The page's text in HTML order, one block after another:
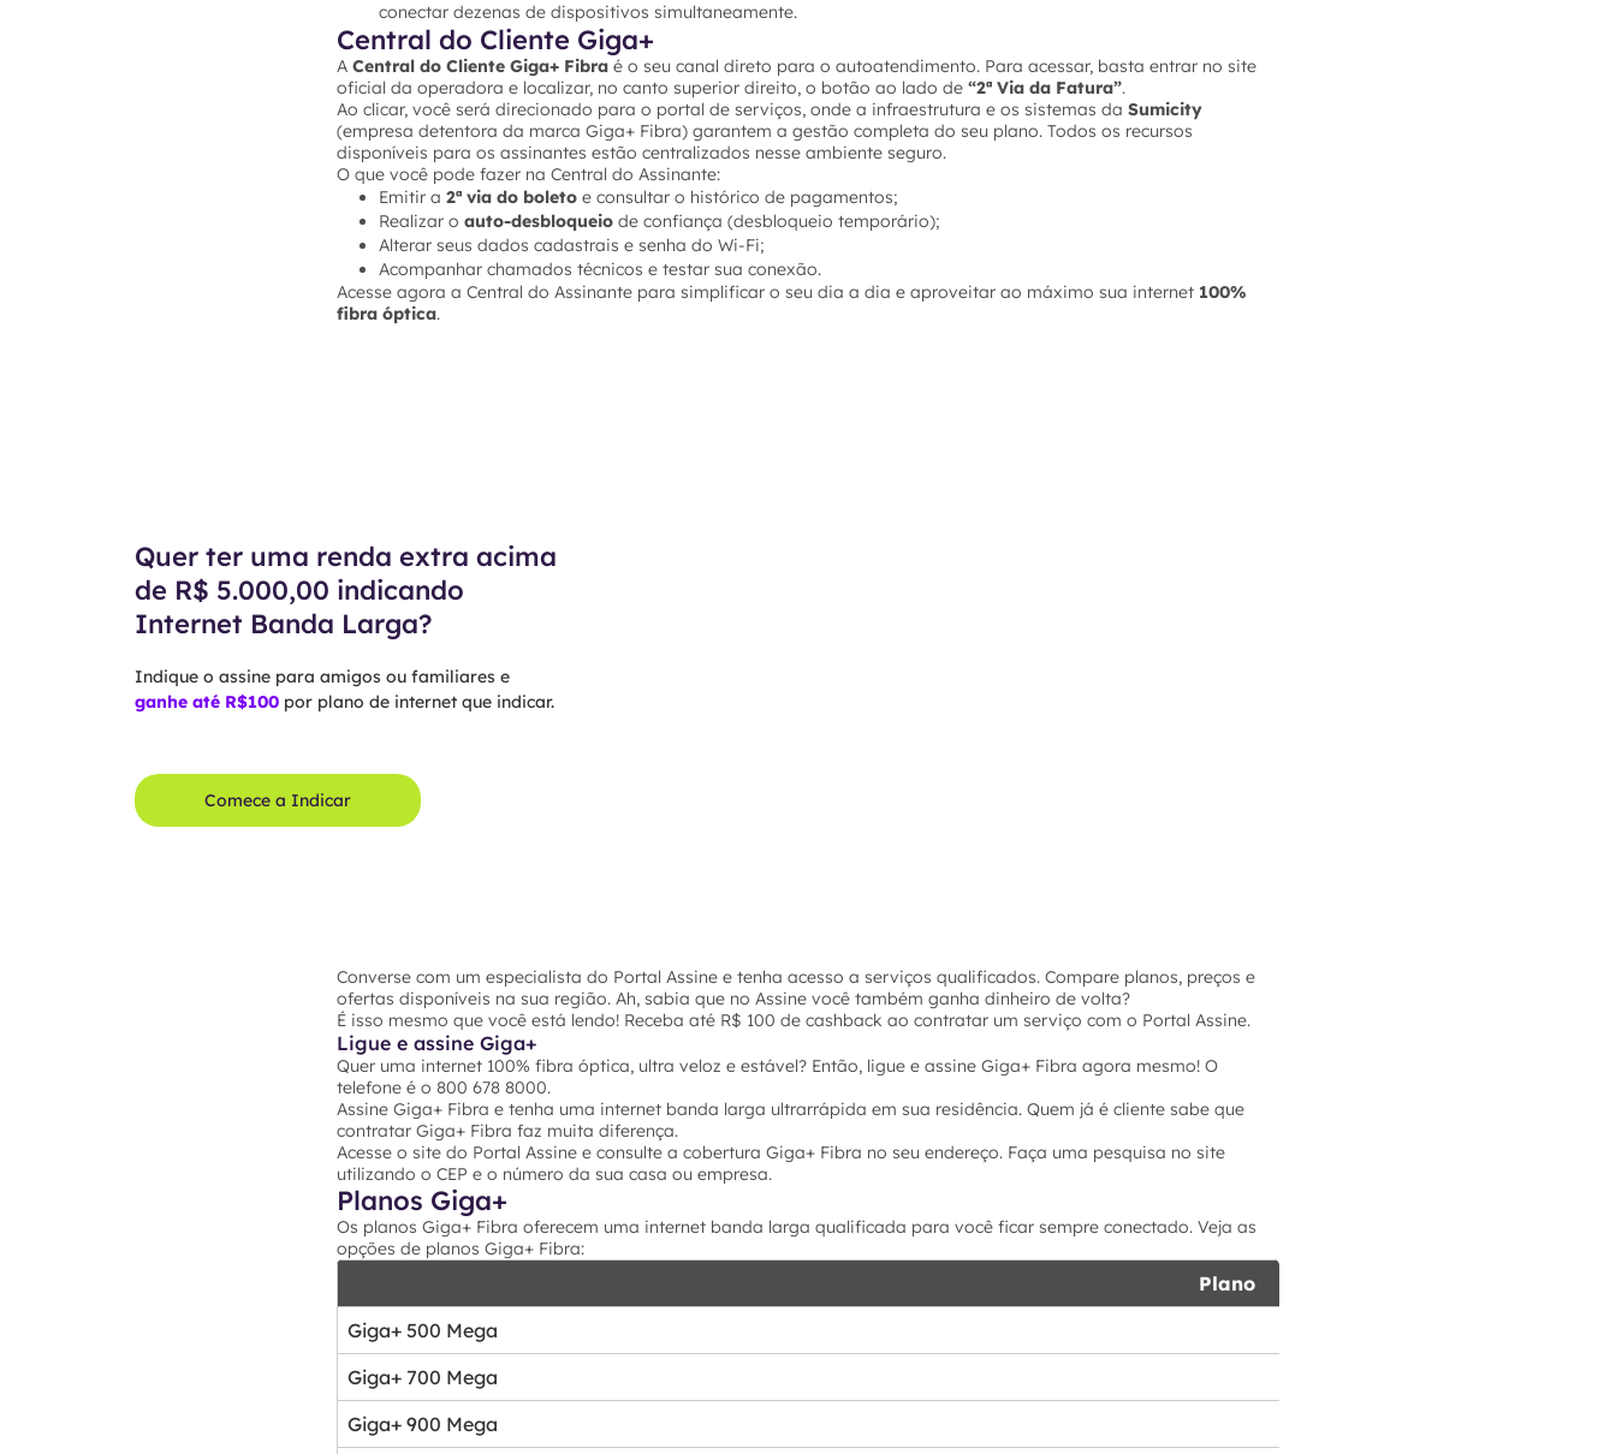
conectar dezenas de dispositivos simultaneamente.
Central do Cliente Giga+
A Central do Cliente Giga+ Fibra é o seu canal direto para o autoatendimento. Para acessar, basta entrar no site
oficial da operadora e localizar, no canto superior direito, o botão ao lado de “2ª Via da Fatura”.
Ao clicar, você será direcionado para o portal de serviços, onde a infraestrutura e os sistemas da Sumicity
(empresa detentora da marca Giga+ Fibra) garantem a gestão completa do seu plano. Todos os recursos
disponíveis para os assinantes estão centralizados nesse ambiente seguro.
O que você pode fazer na Central do Assinante:
Emitir a 2ª via do boleto e consultar o histórico de pagamentos;
Realizar o auto-desbloqueio de confiança (desbloqueio temporário);
Alterar seus dados cadastrais e senha do Wi-Fi;
Acompanhar chamados técnicos e testar sua conexão.
Acesse agora a Central do Assinante para simplificar o seu dia a dia e aproveitar ao máximo sua internet 100%
fibra óptica.
Quer ter uma renda extra acima
de R$ 5.000,00 indicando
Internet Banda Larga?
Indique o assine para amigos ou familiares e
ganhe até R$100por plano de internet que indicar.
Comece a Indicar
Converse com um especialista do Portal Assine e tenha acesso a serviços qualificados. Compare planos, preços e
ofertas disponíveis na sua região. Ah, sabia que no Assine você também ganha dinheiro de volta?
É isso mesmo que você está lendo! Receba até R$ 100 de cashback ao contratar um serviço com o Portal Assine.
Ligue e assine Giga+
Quer uma internet 100% fibra óptica, ultra veloz e estável? Então, ligue e assine Giga+ Fibra agora mesmo! O
telefone é o 800 678 8000.
Assine Giga+ Fibra e tenha uma internet banda larga ultrarrápida em sua residência. Quem já é cliente sabe que
contratar Giga+ Fibra faz muita diferença.
Acesse o site do Portal Assine e consulte a cobertura Giga+ Fibra no seu endereço. Faça uma pesquisa no site
utilizando o CEP e o número da sua casa ou empresa.
Planos Giga+
Os planos Giga+ Fibra oferecem uma internet banda larga qualificada para você ficar sempre conectado. Veja as
opções de planos Giga+ Fibra:
Plano
Giga+ 500 Mega
Giga+ 700 Mega
Giga+ 900 Mega